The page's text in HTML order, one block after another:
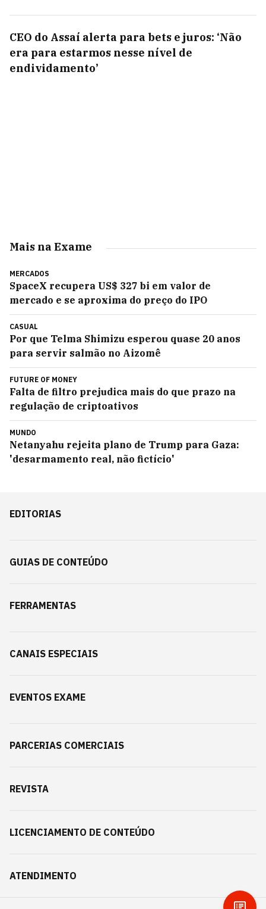
CEO do Assaí alerta para bets e juros: ‘Não
era para estarmos nesse nível de
endividamento’
Mais na Exame
MERCADOS
SpaceX recupera US$ 327 bi em valor de
mercado e se aproxima do preço do IPO
CASUAL
Por que Telma Shimizu esperou quase 20 anos
para servir salmão no Aizomê
FUTURE OF MONEY
Falta de filtro prejudica mais do que prazo na
regulação de criptoativos
MUNDO
Netanyahu rejeita plano de Trump para Gaza:
'desarmamento real, não fictício'
EDITORIAS
GUIAS DE CONTEÚDO
FERRAMENTAS
CANAIS ESPECIAIS
EVENTOS EXAME
PARCERIAS COMERCIAIS
REVISTA
LICENCIAMENTO DE CONTEÚDO
ATENDIMENTO